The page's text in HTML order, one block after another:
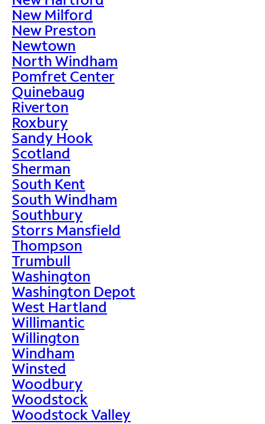
New Milford
New Preston
Newtown
North Windham
Pomfret Center
Quinebaug
Riverton
Roxbury
Sandy Hook
Scotland
Sherman
South Kent
South Windham
Southbury
Storrs Mansfield
Thompson
Trumbull
Washington
Washington Depot
West Hartland
Willimantic
Willington
Windham
Winsted
Woodbury
Woodstock
Woodstock Valley